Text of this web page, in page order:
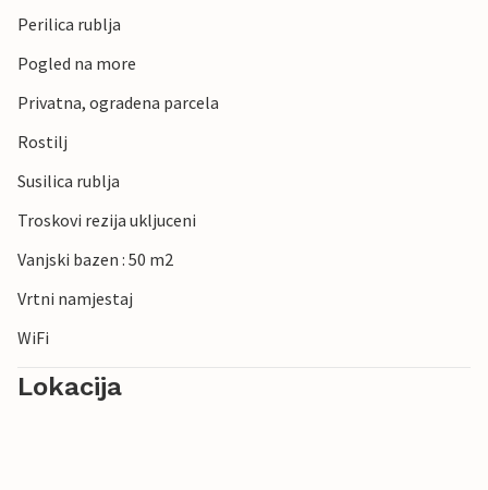
Perilica rublja
Pogled na more
Privatna, ogradena parcela
Rostilj
Susilica rublja
Troskovi rezija ukljuceni
Vanjski bazen : 50 m2
Vrtni namjestaj
WiFi
Lokacija